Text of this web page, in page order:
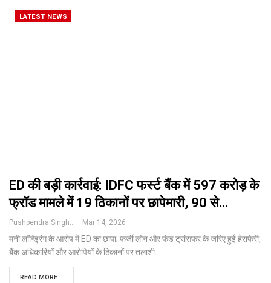
LATEST NEWS
ED की बड़ी कार्रवाई: IDFC फर्स्ट बैंक में 597 करोड़ के
फ्रॉड मामले में 19 ठिकानों पर छापेमारी, 90 से…
Pushpendra Singh Mar 14, 2026
मनी लॉन्ड्रिंग के आरोप में ED का छापा; फर्जी लोन और फंड ट्रांसफर के जरिए हुई हेराफेरी,
बैंक अधिकारियों और आरोपियों के ठिकानों पर तलाशी
READ MORE...